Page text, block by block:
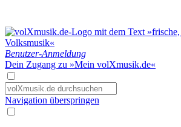
Benutzer-Anmeldung
Dein Zugang zu »Mein volXmusik.de«
Navigation überspringen